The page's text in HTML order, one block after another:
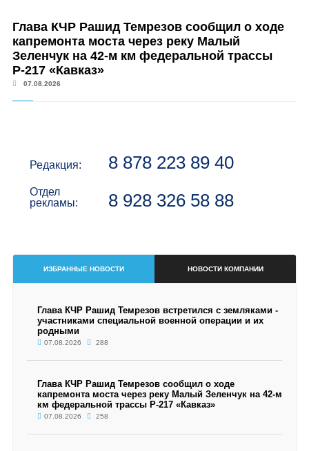
Глава КЧР Рашид Темрезов сообщил о ходе
капремонта моста через реку Малый
Зеленчук на 42-м км федеральной трассы
Р-217 «Кавказ»
07.08.2026
Редакция: 8 878 223 89 40
Отдел
рекламы:
8 928 326 58 88
ИЗБРАННЫЕ НОВОСТИ НОВОСТИ КОМПАНИИ
Глава КЧР Рашид Темрезов встретился с земляками -
участниками специальной военной операции и их
родными
07.08.2026 288
Глава КЧР Рашид Темрезов сообщил о ходе
капремонта моста через реку Малый Зеленчук на 42-м
км федеральной трассы Р-217 «Кавказ»
07.08.2026 258